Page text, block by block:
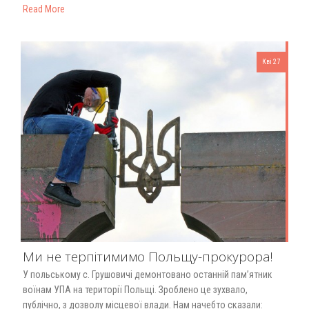
Read More
Кві 27
Ми не терпітимимо Польщу-прокурора!
У польському с. Грушовичі демонтовано останній пам’ятник
воїнам УПА на території Польщі. Зроблено це зухвало,
публічно, з дозволу місцевої влади. Нам начебто сказали: